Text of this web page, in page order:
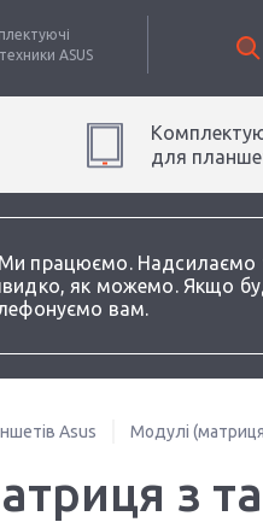
Ми працюємо.
як можемо. Якщо
вам.
ASUS
для
Asus Модулі
з